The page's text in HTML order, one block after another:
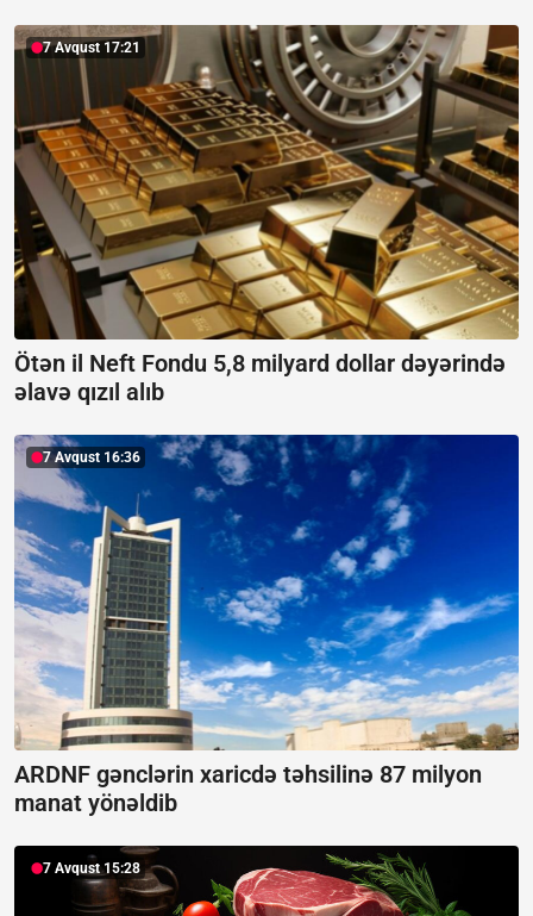
7 Avqust 17:21
Ötən il Neft Fondu 5,8 milyard dollar dəyərində
əlavə qızıl alıb
7 Avqust 16:36
ARDNF gənclərin xaricdə təhsilinə 87 milyon
manat yönəldib
7 Avqust 15:28